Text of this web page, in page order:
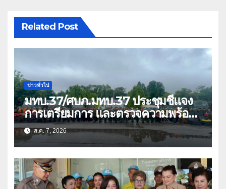
Related Post
ข่าวทั่วไป
มทบ.37/ศบภ.มทบ.37 ประชุมชี้แจง
การเตรียมการ และตรวจความพร้อม
ด้านการบรรเทาสาธารณภัย
ส.ค. 7, 2026